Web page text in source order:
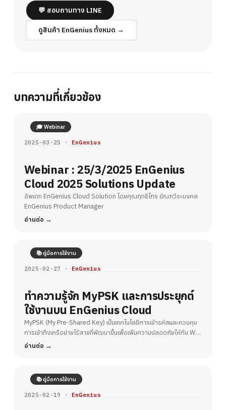
💬 สอบถามทาง LINE
ดูสินค้า EnGenius ทั้งหมด →
บทความที่เกี่ยวข้อง
🎓 Webinar
2025-03-25 · EnGenius
Webinar : 25/3/2025 EnGenius
Cloud 2025 Solutions Update
อัพเดท EnGenius Cloud Solution โดยคุณฤทธิไกร ขัณฑวีระมงคล
EnGenius Product Manager
อ่านต่อ
📚 คู่มือการใช้งาน
2025-02-27 · EnGenius
ทำความรู้จัก MyPSK และการประยุกต์
ใช้งานบน EnGenius Cloud
MyPSK (My Pre-Shared Key) เป็นเทคโนโลยีการเข้ารหัสและควบคุม
การเข้าถึงเครือข่ายไร้สายที่พัฒนาขึ้นเพื่อเพิ่มความปลอดภัยให้กับ Wi-
Fi
อ่านต่อ
📚 คู่มือการใช้งาน
2025-02-19 · EnGenius